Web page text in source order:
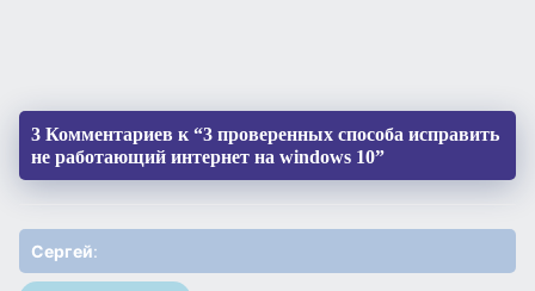
3 Комментариев к “3 проверенных способа исправить
не работающий интернет на windows 10”
Сергей: